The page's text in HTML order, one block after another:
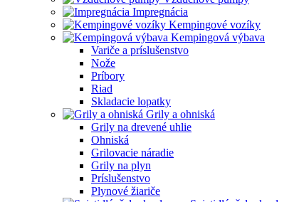
Impregnácia
Kempingové vozíky
Kempingová výbava
Variče a príslušenstvo
Nože
Príbory
Riad
Skladacie lopatky
Grily a ohniská
Grily na drevené uhlie
Ohniská
Grilovacie náradie
Grily na plyn
Príslušenstvo
Plynové žiariče